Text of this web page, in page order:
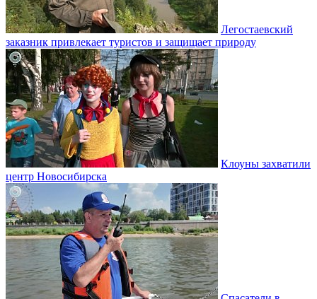
Легостаевский
заказник привлекает туристов и защищает природу
Клоуны захватили
центр Новосибирска